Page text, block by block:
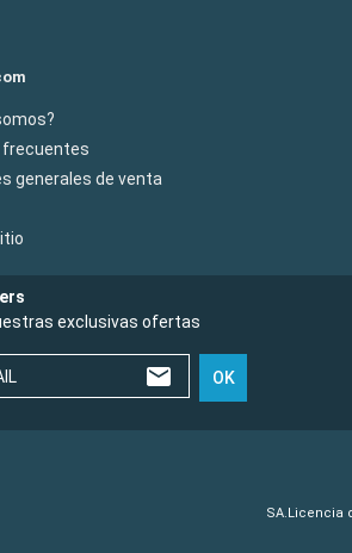
frecuentes
generales de venta
exclusivas ofertas
OK
SA.Licencia